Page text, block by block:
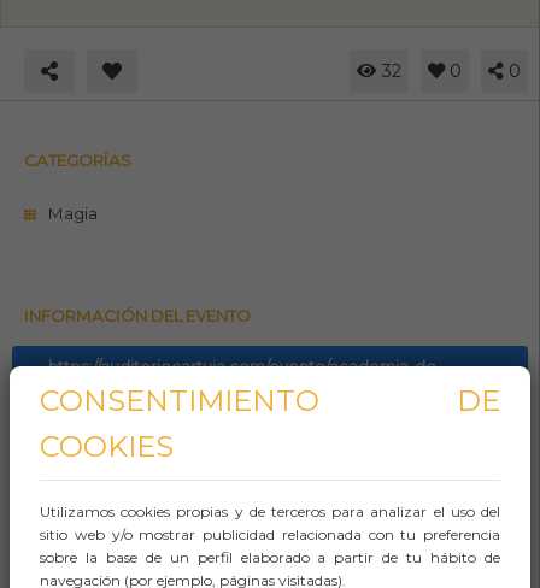
32 0 0
CATEGORÍAS
Magia
INFORMACIÓN DEL EVENTO
https://auditoriocartuja.com/evento/academia-de-
superheroes-borja-monton/
Teléfono
Aforo:
CONSENTIMIENTO DE
COOKIES
Utilizamos cookies propias y de terceros para analizar el uso del
sitio web y/o mostrar publicidad relacionada con tu preferencia
sobre la base de un perfil elaborado a partir de tu hábito de
navegación (por ejemplo, páginas visitadas).